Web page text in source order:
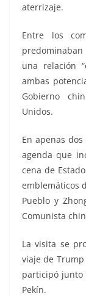
aterrizaje.
Entre los
una relación
ambas
Gobierno
Unidos.
En apenas
agenda que
cena de
emblemáticos
Pueblo y
Comunista
La visita se
viaje de
participó junto
Pekín.